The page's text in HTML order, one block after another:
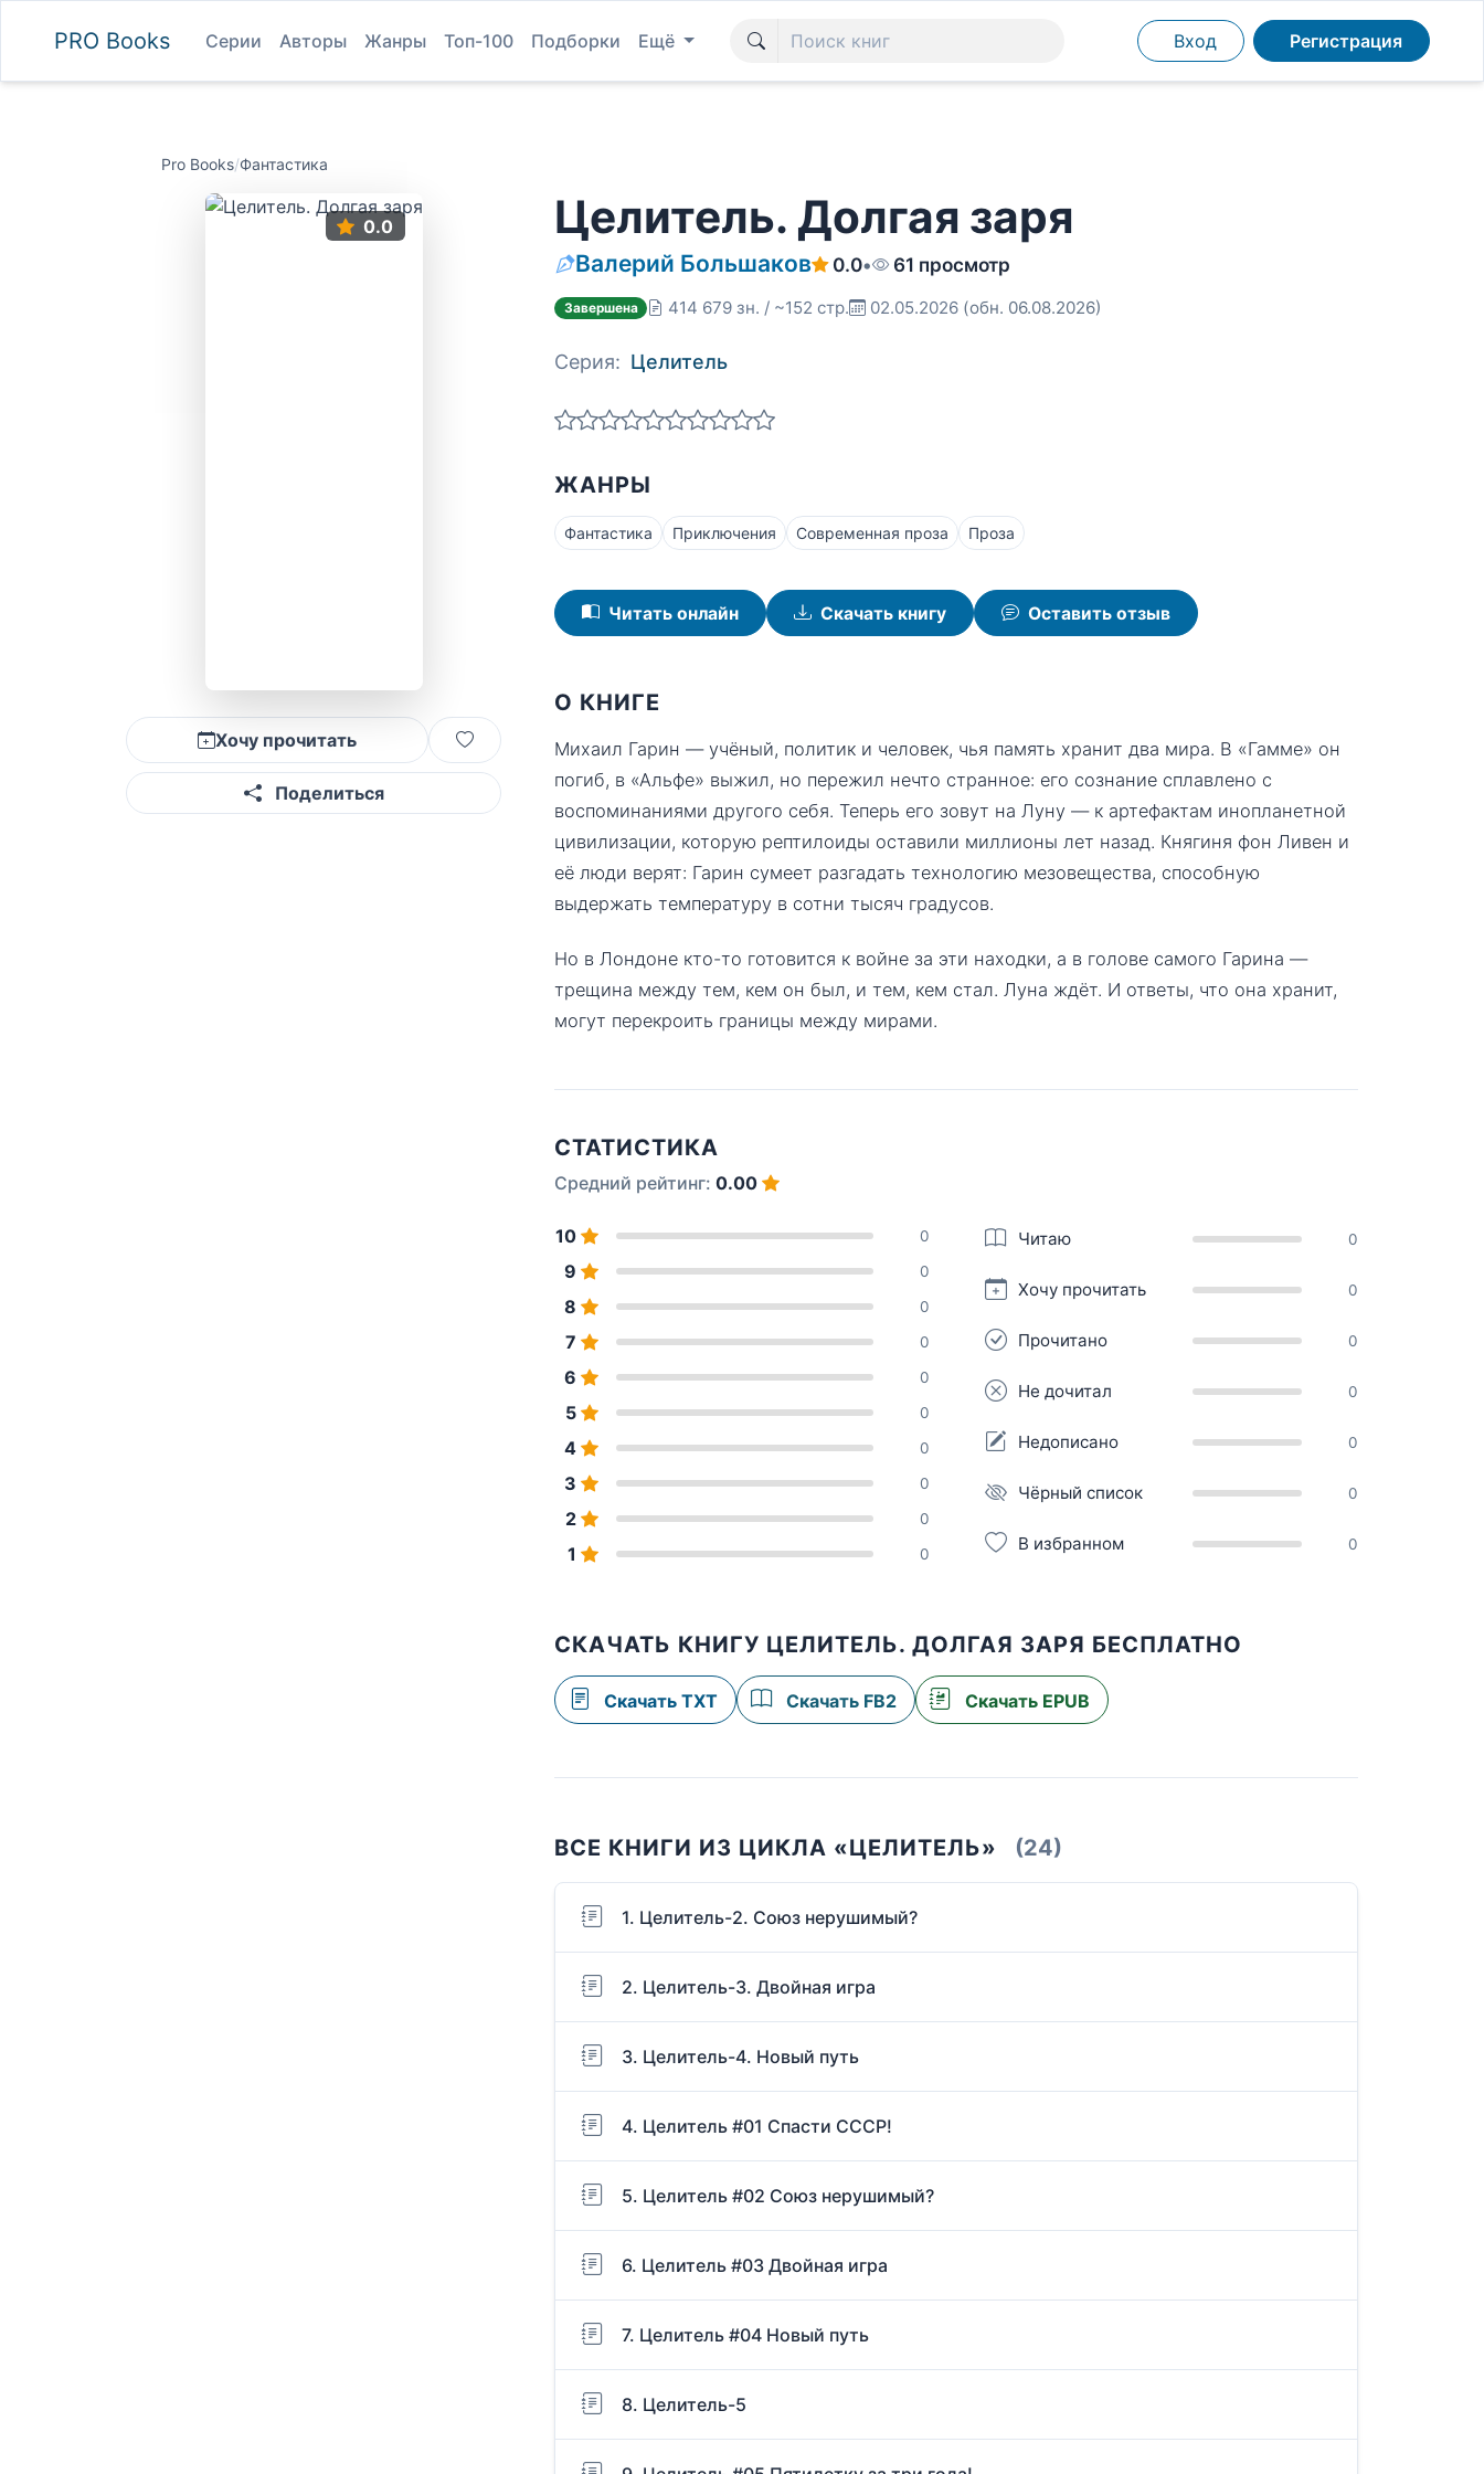
PRO Books Серии Авторы Жанры Топ-100 Подборки Ещё Вход Регистрация
Pro Books/Фантастика
0.0
Хочу прочитать
Поделиться
Целитель. Долгая заря
Валерий Большаков 0.0• 61 просмотр
Завершена 414 679 зн. / ~152 стр. 02.05.2026 (обн. 06.08.2026)
Серия: Целитель
ЖАНРЫ
Фантастика Приключения Современная проза Проза
Читать онлайн Скачать книгу Оставить отзыв
О КНИГЕ
Михаил Гарин — учёный, политик и человек, чья память хранит два мира. В «Гамме» он
погиб, в «Альфе» выжил, но пережил нечто странное: его сознание сплавлено с
воспоминаниями другого себя. Теперь его зовут на Луну — к артефактам инопланетной
цивилизации, которую рептилоиды оставили миллионы лет назад. Княгиня фон Ливен и
её люди верят: Гарин сумеет разгадать технологию мезовещества, способную
выдержать температуру в сотни тысяч градусов.
Но в Лондоне кто-то готовится к войне за эти находки, а в голове самого Гарина —
трещина между тем, кем он был, и тем, кем стал. Луна ждёт. И ответы, что она хранит,
могут перекроить границы между мирами.
СТАТИСТИКА
Средний рейтинг: 0.00
10 0
9 0
8 0
7 0
6 0
5 0
4 0
3 0
2 0
1 0
Читаю 0
Хочу прочитать 0
Прочитано 0
Не дочитал 0
Недописано 0
Чёрный список 0
В избранном 0
СКАЧАТЬ КНИГУ ЦЕЛИТЕЛЬ. ДОЛГАЯ ЗАРЯ БЕСПЛАТНО
Скачать TXT Скачать FB2 Скачать EPUB
ВСЕ КНИГИ ИЗ ЦИКЛА «ЦЕЛИТЕЛЬ» (24)
1. Целитель-2. Союз нерушимый?
2. Целитель-3. Двойная игра
3. Целитель-4. Новый путь
4. Целитель #01 Спасти СССР!
5. Целитель #02 Союз нерушимый?
6. Целитель #03 Двойная игра
7. Целитель #04 Новый путь
8. Целитель-5